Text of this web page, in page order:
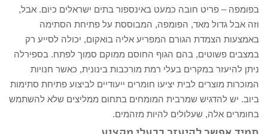
בפומפה – פריט חובה כמעט באינספור בתים ישראלים כיום. אבל,
וזה אבל גדול מאד, הפומפה, המבוססת על פתיחת הסתימה
באמצעות הצמדת הגורם המפריע אליה בואקום, יכולה לסייע רק
במצבים פשוטים, בהם הגוף החוסם ממוקם סמוך לפתח. בספירלה
ניתן להיעזר במקרים בעלי רמת מורכבות בינונית, כאשר חנויות
המוכרות מוצרים לבית יציעו חומרים ייעודיים לביצוע פתיחת סתימות
ביוב. יש להדגיש שמרבית המומחים בתחום ממליצים שלא להשתמש
בחומרים אלה, שעלולים להיות מזהמים.